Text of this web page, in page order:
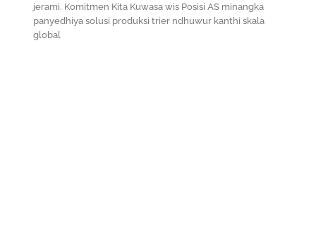
jerami. Komitmen Kita Kuwasa wis Posisi AS minangka
panyedhiya solusi produksi trier ndhuwur kanthi skala
global